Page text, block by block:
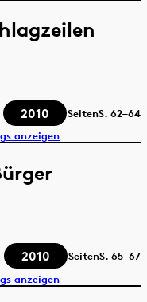
2010 SeitenS. 62–64
anzeigen
2010 SeitenS. 65–67
anzeigen